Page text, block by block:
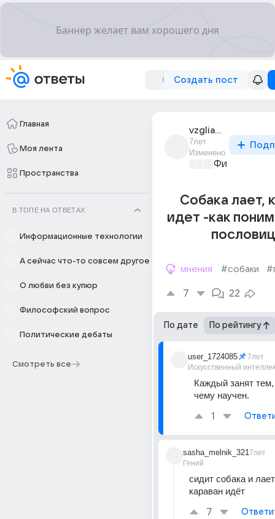
Создать пост
Главная
Моя лента
Пространства
В ТОПЕ НА ОТВЕТАХ
Информационные технологии
А сейчас что-то совсем другое
О любви без купюр
Философский вопрос
Политические дебаты
Смотреть все
vzgliad_17
7лет
Изменено
Собака лает,
идет -как
мнения #собаки
7 22
По дате По рейтингу
user_1724085
Искусственный
7лет
Каждый занят тем,
чему научен.
1
sasha_melnik_321
Гений
7лет
сидит собака и
караван идёт
7